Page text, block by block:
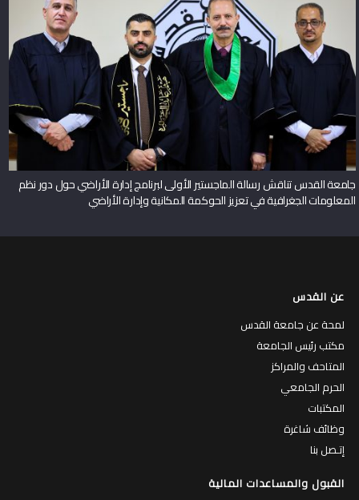
جامعة القدس تناقش رسالة الماجستير الأولى لبرنامج إدارة الأراضي حول دور نظم
المعلومات الجغرافية في تعزيز الحوكمة المكانية وإدارة الأراضي
عن القدس
لمحة عن جامعة القدس
مكتب رئيس الجامعة
المتاحف والمراكز
الحرم الجامعي
المكتبات
وظائف شاغرة
إتـصل بنا
القبول والمساعدات المالية